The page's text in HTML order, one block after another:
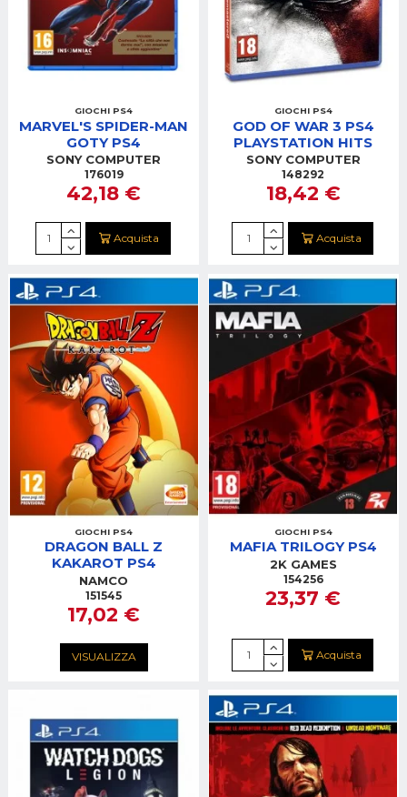
GIOCHI PS4
MARVEL'S SPIDER-MAN
GOTY PS4
SONY COMPUTER
176019
42,18 €
Acquista
GIOCHI PS4
GOD OF WAR 3 PS4
PLAYSTATION HITS
SONY COMPUTER
148292
18,42 €
Acquista
GIOCHI PS4
DRAGON BALL Z
KAKAROT PS4
NAMCO
151545
17,02 €
VISUALIZZA
GIOCHI PS4
MAFIA TRILOGY PS4
2K GAMES
154256
23,37 €
Acquista